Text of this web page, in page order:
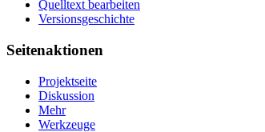
Quelltext bearbeiten
Versionsgeschichte
Seitenaktionen
Projektseite
Diskussion
Mehr
Werkzeuge